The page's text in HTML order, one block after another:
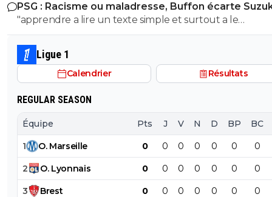
l'histoire puisque meme un élève de 3eme sait que le
nazisme c'est pas en Italie contrairement à toi l'ane du
! Ca se voit que t'es l'électeur moyen de LFI, un mec plus
bete que la moyenne et pas assez cultivé !! Tu viens de le
démontrer ici abruti ! putain tes parents t'ont fini à la
c'est pas possible....tu démontres que tu connais rien à
l'ignorant qui manque cruellement de culture veut
PSG : Racisme ou maladresse, Buffon écarte
"apprendre a lire un texte simple et surtout a le
comprendre" dixit le mec qui pensait que le nazisme
en italie mdr On sent le petit lfiste frustré ! va picoler tes 8.6 le
mongolien qui voit des fachos partout tes parents t'ont
la pisse toi c'est évident
Ligue 1
Calendrier Résultats
REGULAR SEASON
Équipe Pts J V N D BP BC
1 O. Marseille 0 0 0 0 0 0 0
2 O. Lyonnais 0 0 0 0 0 0 0
3 Brest 0 0 0 0 0 0 0